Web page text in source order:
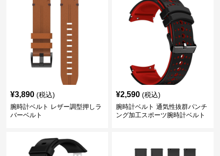
¥3,890 (税込)
腕時計ベルト レザー調型押しラ
バーベルト
¥2,590 (税込)
腕時計ベルト 通気性抜群パンチ
ング加工スポーツ腕時計ベルト